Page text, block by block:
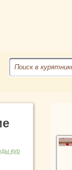
кур